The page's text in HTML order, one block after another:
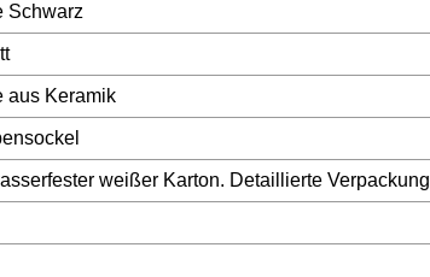
Schwarz
aus Keramik
weißer Karton. Detaillierte Verpackung